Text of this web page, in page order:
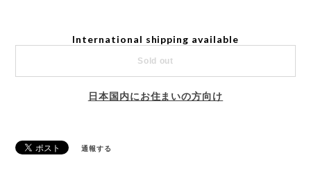
International shipping available
Sold out
日本国内にお住まいの方向け
通報する